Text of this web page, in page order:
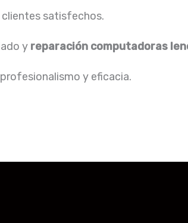
clientes satisfechos.
y reparación computadoras
y eficacia.